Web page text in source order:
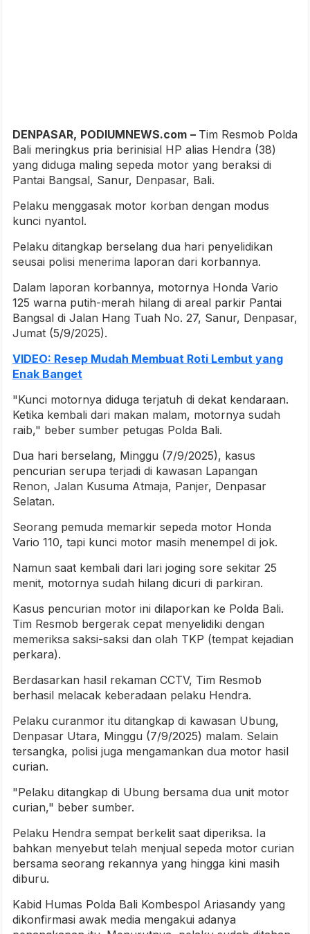
DENPASAR, PODIUMNEWS.com – Tim Resmob Polda
Bali meringkus pria berinisial HP alias Hendra (38)
yang diduga maling sepeda motor yang beraksi di
Pantai Bangsal, Sanur, Denpasar, Bali.
Pelaku menggasak motor korban dengan modus
kunci nyantol.
Pelaku ditangkap berselang dua hari penyelidikan
seusai polisi menerima laporan dari korbannya.
Dalam laporan korbannya, motornya Honda Vario
125 warna putih-merah hilang di areal parkir Pantai
Bangsal di Jalan Hang Tuah No. 27, Sanur, Denpasar,
Jumat (5/9/2025).
VIDEO: Resep Mudah Membuat Roti Lembut yang
Enak Banget
"Kunci motornya diduga terjatuh di dekat kendaraan.
Ketika kembali dari makan malam, motornya sudah
raib," beber sumber petugas Polda Bali.
Dua hari berselang, Minggu (7/9/2025), kasus
pencurian serupa terjadi di kawasan Lapangan
Renon, Jalan Kusuma Atmaja, Panjer, Denpasar
Selatan.
Seorang pemuda memarkir sepeda motor Honda
Vario 110, tapi kunci motor masih menempel di jok.
Namun saat kembali dari lari joging sore sekitar 25
menit, motornya sudah hilang dicuri di parkiran.
Kasus pencurian motor ini dilaporkan ke Polda Bali.
Tim Resmob bergerak cepat menyelidiki dengan
memeriksa saksi-saksi dan olah TKP (tempat kejadian
perkara).
Berdasarkan hasil rekaman CCTV, Tim Resmob
berhasil melacak keberadaan pelaku Hendra.
Pelaku curanmor itu ditangkap di kawasan Ubung,
Denpasar Utara, Minggu (7/9/2025) malam. Selain
tersangka, polisi juga mengamankan dua motor hasil
curian.
"Pelaku ditangkap di Ubung bersama dua unit motor
curian," beber sumber.
Pelaku Hendra sempat berkelit saat diperiksa. Ia
bahkan menyebut telah menjual sepeda motor curian
bersama seorang rekannya yang hingga kini masih
diburu.
Kabid Humas Polda Bali Kombespol Ariasandy yang
dikonfirmasi awak media mengakui adanya